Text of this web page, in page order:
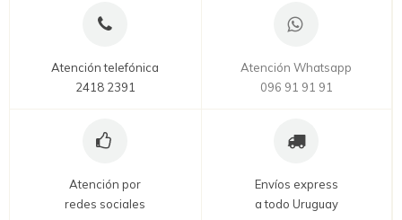
Atención telefónica
2418 2391
Atención Whatsapp
096 91 91 91
Atención por
redes sociales
Envíos express
a todo Uruguay